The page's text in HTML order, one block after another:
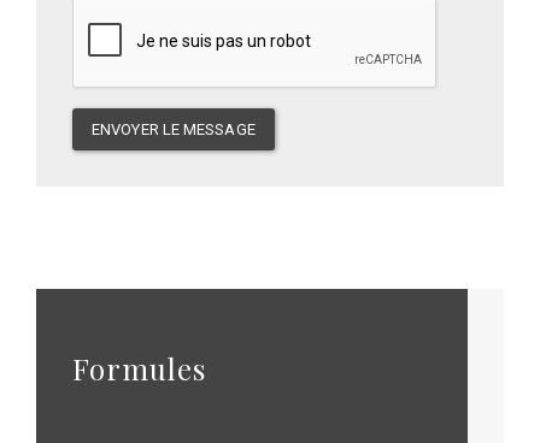
ENVOYER LE MESSAGE
Formules